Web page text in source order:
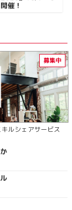
開催！
ルシェアサービス